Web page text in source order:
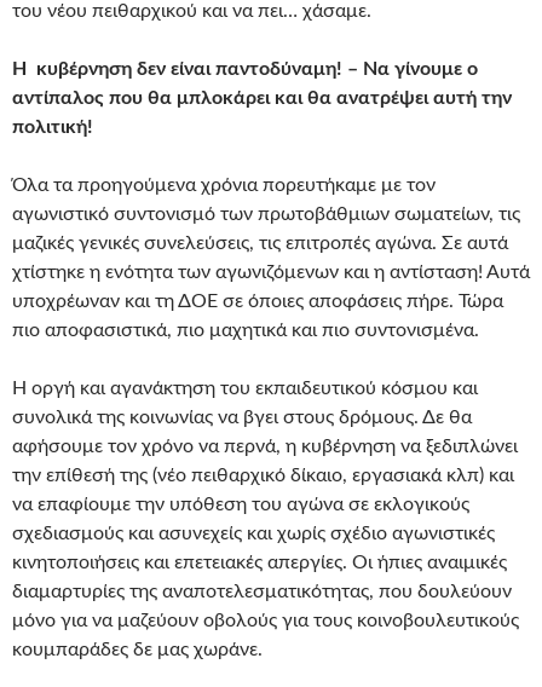
του νέου πειθαρχικού και να πει… χάσαμε.
Η κυβέρνηση δεν είναι παντοδύναμη! – Να γίνουμε ο
αντίπαλος που θα μπλοκάρει και θα ανατρέψει αυτή την
πολιτική!
Όλα τα προηγούμενα χρόνια πορευτήκαμε με τον
αγωνιστικό συντονισμό των πρωτοβάθμιων σωματείων, τις
μαζικές γενικές συνελεύσεις, τις επιτροπές αγώνα. Σε αυτά
χτίστηκε η ενότητα των αγωνιζόμενων και η αντίσταση! Αυτά
υποχρέωναν και τη ΔΟΕ σε όποιες αποφάσεις πήρε. Τώρα
πιο αποφασιστικά, πιο μαχητικά και πιο συντονισμένα.
Η οργή και αγανάκτηση του εκπαιδευτικού κόσμου και
συνολικά της κοινωνίας να βγει στους δρόμους. Δε θα
αφήσουμε τον χρόνο να περνά, η κυβέρνηση να ξεδιπλώνει
την επίθεσή της (νέο πειθαρχικό δίκαιο, εργασιακά κλπ) και
να επαφίουμε την υπόθεση του αγώνα σε εκλογικούς
σχεδιασμούς και ασυνεχείς και χωρίς σχέδιο αγωνιστικές
κινητοποιήσεις και επετειακές απεργίες. Οι ήπιες αναιμικές
διαμαρτυρίες της αναποτελεσματικότητας, που δουλεύουν
μόνο για να μαζεύουν οβολούς για τους κοινοβουλευτικούς
κουμπαράδες δε μας χωράνε.